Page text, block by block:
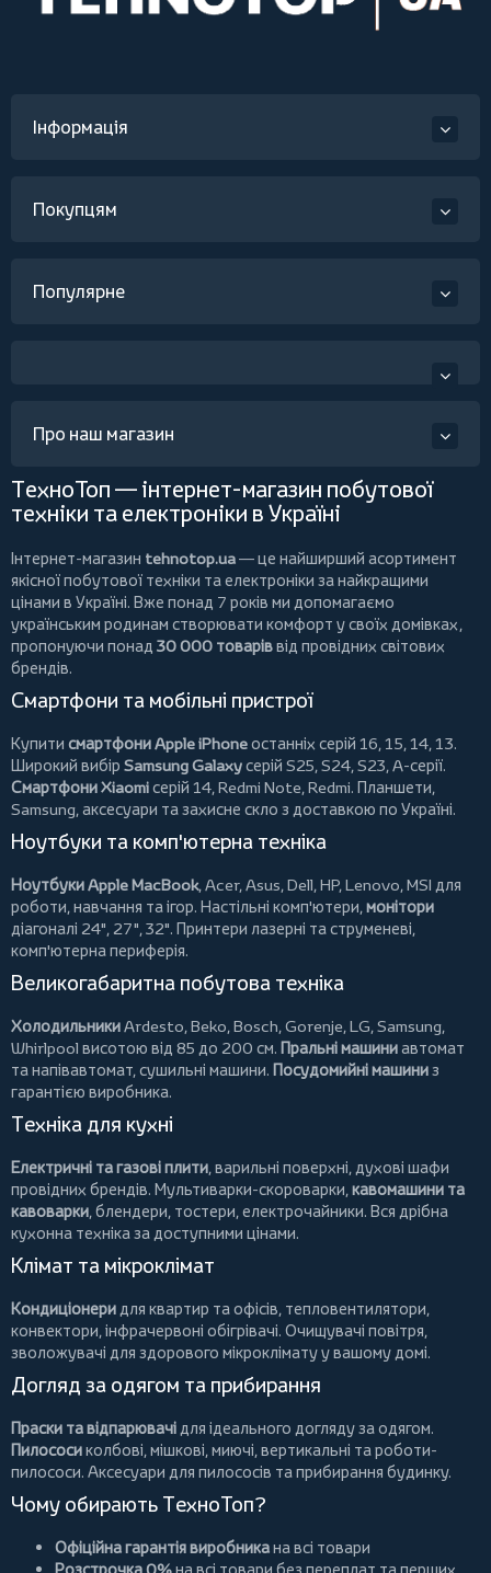
Інформація
Покупцям
Популярне
Про наш магазин
ТехноТоп — інтернет-магазин побутової
техніки та електроніки в Україні
Інтернет-магазин tehnotop.ua— це найширший асортимент
якісної побутової техніки та електроніки за найкращими
цінами в Україні. Вже понад 7 років ми допомагаємо
українським родинам створювати комфорт у своїх домівках,
пропонуючи понад 30 000 товаріввід провідних світових
брендів.
Смартфони та мобільні пристрої
Купити смартфони Apple iPhoneостанніх серій 16, 15, 14, 13.
Широкий вибір Samsung Galaxyсерій S25, S24, S23, A-серії.
Смартфони Xiaomiсерій 14, Redmi Note, Redmi. Планшети,
Samsung, аксесуари тазахисне скло з доставкою по Україні.
Ноутбуки та комп'ютерна техніка
Ноутбуки Apple MacBook,Acer,Asus,Dell,HP,Lenovo,MSI для
роботи, навчання та ігор. Настільні комп'ютери,монітори
діагоналі 24", 27", 32". Принтери лазерні та струменеві,
комп'ютерна периферія.
Великогабаритна побутова техніка
ХолодильникиArdesto,Beko,Bosch,Gorenje,LG,Samsung,
Whirlpool висотою від 85 до 200 см. Пральні машиниавтомат
та напівавтомат,сушильні машини. Посудомийні машиниз
гарантією виробника.
Техніка для кухні
Електричні та газові плити, варильні поверхні, духові шафи
провідних брендів. Мультиварки-скороварки,кавомашини та
кавоварки,блендери, тостери,електрочайники. Вся дрібна
кухонна техніка за доступними цінами.
Клімат та мікроклімат
Кондиціонеридля квартир та офісів, тепловентилятори,
конвектори,інфрачервоні обігрівачі. Очищувачі повітря,
зволожувачі для здорового мікроклімату у вашому домі.
Догляд за одягом та прибирання
Праски та відпарювачідля ідеального догляду за одягом.
Пилососиколбові,мішкові,миючі,вертикальні тароботи-
пилососи. Аксесуари для пилососів та прибирання будинку.
Чому обирають ТехноТоп?
Офіційна гарантія виробникана всі товари